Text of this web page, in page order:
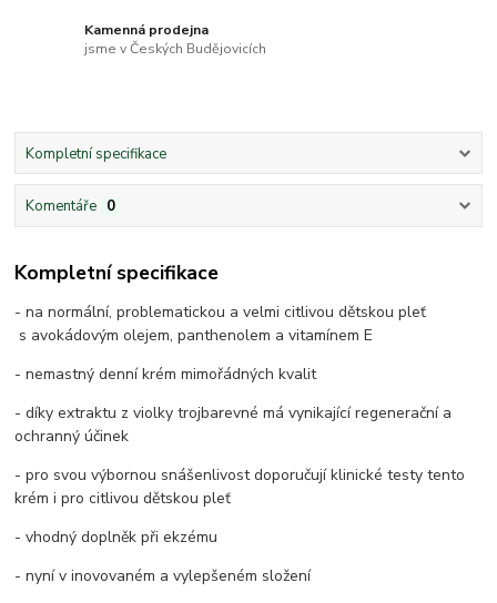
Kamenná prodejna
jsme v Českých Budějovicích
Kompletní specifikace
Komentáře 0
Kompletní specifikace
- na normální, problematickou a velmi citlivou dětskou pleť
s avokádovým olejem, panthenolem a vitamínem E
- nemastný denní krém mimořádných kvalit
- díky extraktu z violky trojbarevné má vynikající regenerační a
ochranný účinek
- pro svou výbornou snášenlivost doporučují klinické testy tento
krém i pro citlivou dětskou pleť
- vhodný doplněk při ekzému
- nyní v inovovaném a vylepšeném složení